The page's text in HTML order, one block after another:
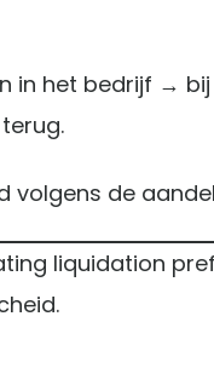
in het bedrijf →
volgens de
liquidation